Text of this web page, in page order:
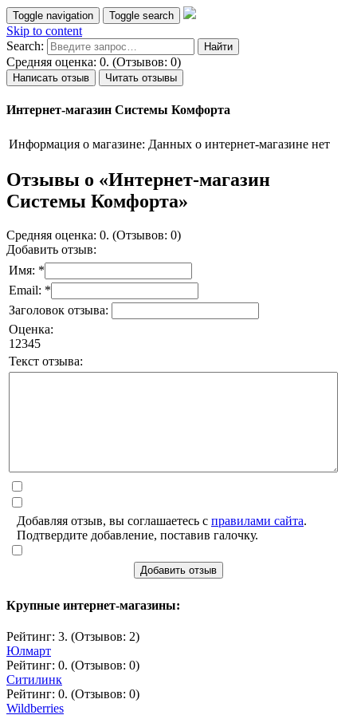
Toggle navigation Toggle search
Skip to content
Search:
Средняя оценка: 0. (Отзывов: 0)
Написать отзыв Читать отзывы
Интернет-магазин Системы Комфорта
Информация о магазине: Данных о интернет-магазине нет
Отзывы о «Интернет-магазин
Системы Комфорта»
Средняя оценка: 0. (Отзывов: 0)
Добавить отзыв:
Имя: *
Email: *
Заголовок отзыва:
Оценка:
1 2345
Текст отзыва:
Добавляя отзыв, вы соглашаетесь с правилами сайта.
Подтвердите добавление, поставив галочку.
Добавить отзыв
Крупные интернет-магазины:
Рейтинг: 3. (Отзывов: 2)
Юлмарт
Рейтинг: 0. (Отзывов: 0)
Ситилинк
Рейтинг: 0. (Отзывов: 0)
Wildberries